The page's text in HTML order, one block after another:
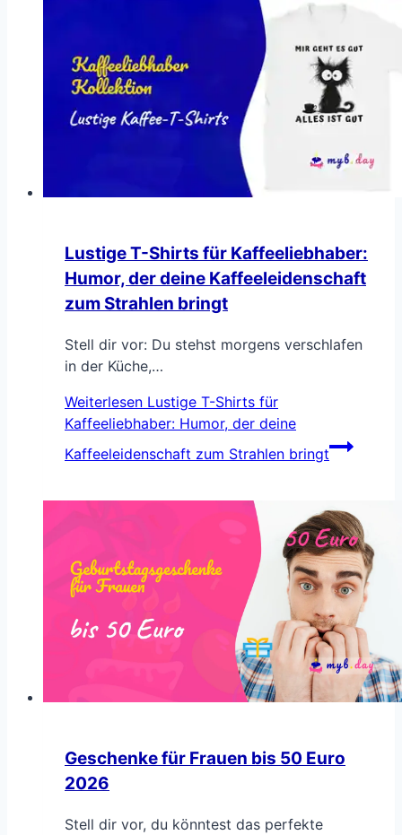
Lustige T-Shirts für Kaffeeliebhaber:
Humor, der deine Kaffeeleidenschaft
zum Strahlen bringt
Stell dir vor: Du stehst morgens verschlafen
in der Küche,…
Weiterlesen Lustige T-Shirts für
Kaffeeliebhaber: Humor, der deine
Kaffeeleidenschaft zum Strahlen bringt
Geschenke für Frauen bis 50 Euro
2026
Stell dir vor, du könntest das perfekte